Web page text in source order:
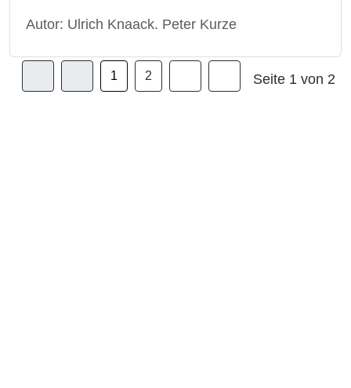
Autor: Ulrich Knaack. Peter Kurze
Seite 1 von 2
1 2